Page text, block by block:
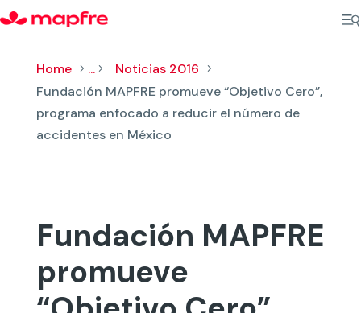
Home 5 ... 5 Noticias 2016 5
Fundación MAPFRE promueve “Objetivo Cero”,
programa enfocado a reducir el número de
accidentes en México
Fundación MAPFRE
promueve